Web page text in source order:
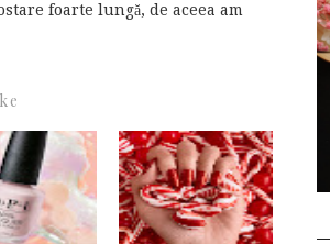
foarte lungă, de aceea am